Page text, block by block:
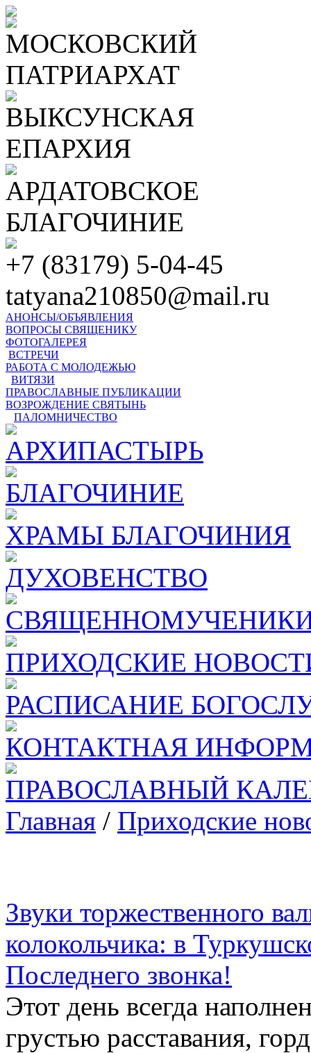
МОСКОВСКИЙ
ПАТРИАРХАТ
ВЫКСУНСКАЯ
ЕПАРХИЯ
АРДАТОВСКОЕ
БЛАГОЧИНИЕ
+7 (83179) 5-04-45
tatyana210850@mail.ru
АНОНСЫ/ОБЪЯВЛЕНИЯ
ВОПРОСЫ СВЯЩЕНИКУ
ФОТОГАЛЕРЕЯ
ВСТРЕЧИ
РАБОТА С МОЛОДЕЖЬЮ
ВИТЯЗИ
ПРАВОСЛАВНЫЕ ПУБЛИКАЦИИ
ВОЗРОЖДЕНИЕ СВЯТЫНЬ
ПАЛОМНИЧЕСТВО
АРХИПАСТЫРЬ
БЛАГОЧИНИЕ
ХРАМЫ БЛАГОЧИНИЯ
ДУХОВЕНСТВО
ПРИХОДСКИЕ
РАСПИСАНИЕ
КОНТАКТНАЯ
ПРАВОСЛАВНЫЙ
Главная / Приходские
Звуки торжественного
колокольчика: в
Последнего звонка!
Этот день всегда
грустью расставания,